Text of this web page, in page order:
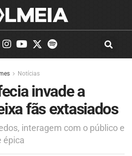
Notícias
invade a
fãs extasiados
interagem com o público e
épica